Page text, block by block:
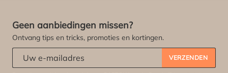
Geen aanbiedingen missen?
Ontvang tips en tricks, promoties en kortingen.
VERZENDEN